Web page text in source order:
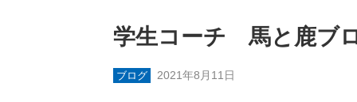
学生コーチ 馬と鹿ブ
ブログ 2021年8月11日